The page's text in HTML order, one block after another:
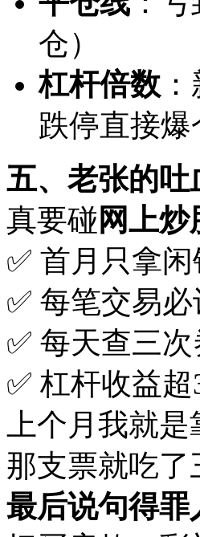
仓）
杠杆倍数
跌停直接爆
五、老张的吐
真要碰‌ 网上
✅ 首月只拿
✅ 每笔交易
✅ 每天查三
✅ 杠杆收益
上个月我就
那支票就吃了
最后说句得罪